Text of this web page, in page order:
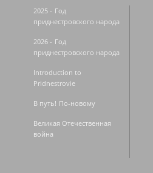
2025 - Год
приднестровского народа
2026 - Год
приднестровского народа
Introduction to
Pridnestrovie
В путь! По-новому
Великая Отечественная
война